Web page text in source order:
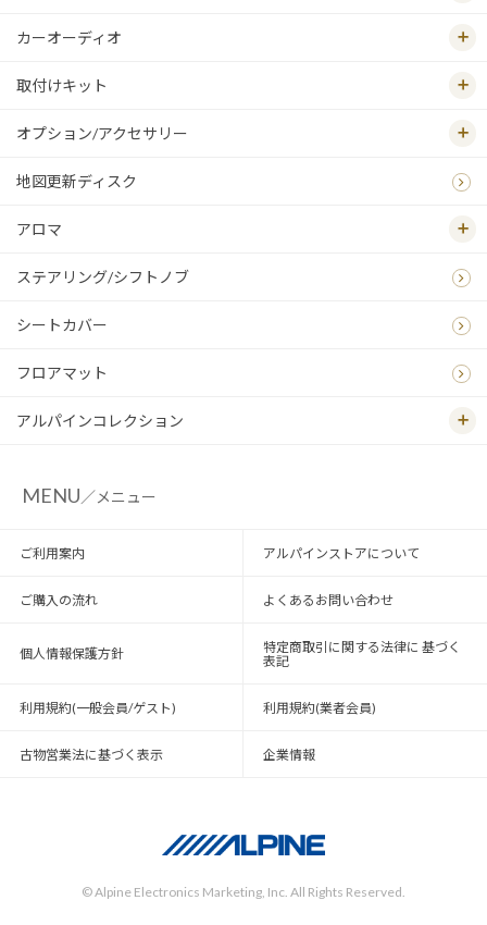
カーオーディオ
取付けキット
オプション/アクセサリー
地図更新ディスク
アロマ
ステアリング/シフトノブ
シートカバー
フロアマット
アルパインコレクション
MENU／メニュー
ご利用案内 アルパインストアについて
ご購入の流れ よくあるお問い合わせ
個人情報保護方針
特定商取引に関する法律に 基づく
表記
利用規約(一般会員/ゲスト) 利用規約(業者会員)
古物営業法に基づく表示 企業情報
© Alpine Electronics Marketing, Inc. All Rights Reserved.